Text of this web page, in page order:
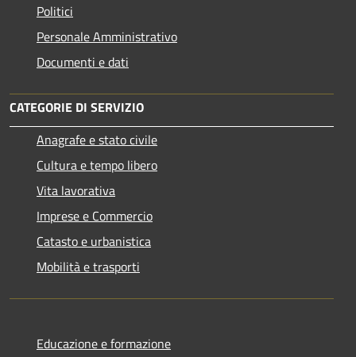
Politici
Personale Amministrativo
Documenti e dati
CATEGORIE DI SERVIZIO
Anagrafe e stato civile
Cultura e tempo libero
Vita lavorativa
Imprese e Commercio
Catasto e urbanistica
Mobilità e trasporti
Educazione e formazione